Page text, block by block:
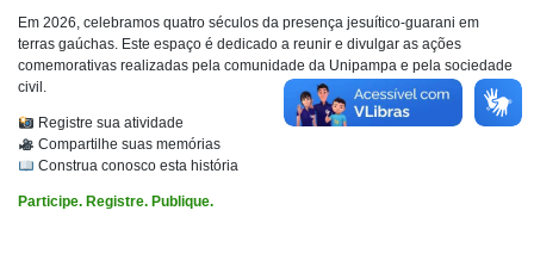
Em 2026, celebramos quatro séculos da presença jesuítico-guarani em
terras gaúchas. Este espaço é dedicado a reunir e divulgar as ações
comemorativas realizadas pela comunidade da Unipampa e pela sociedade
civil.
Registre sua atividade
Compartilhe suas memórias
Construa conosco esta história
Participe. Registre. Publique.